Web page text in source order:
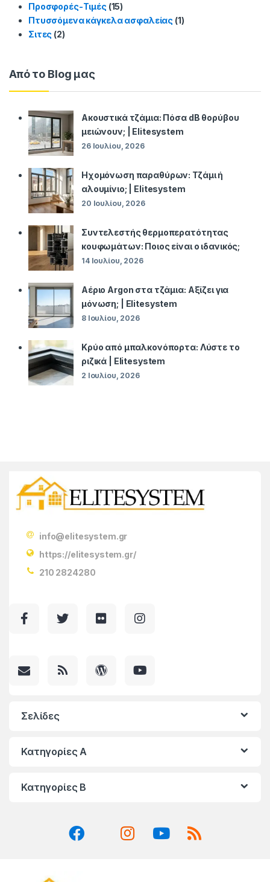
Προσφορές-Τιμές(15)
Πτυσσόμενα κάγκελα ασφαλείας (1)
Σιτες (2)
Από το Blog μας
Ακουστικά τζάμια: Πόσα dB θορύβου
μειώνουν; | Elitesystem
26 Ιουλίου, 2026
Ηχομόνωση παραθύρων: Τζάμι ή
αλουμίνιο; | Elitesystem
20 Ιουλίου, 2026
Συντελεστής θερμοπερατότητας
κουφωμάτων: Ποιος είναι ο ιδανικός;
14 Ιουλίου, 2026
Αέριο Argon στα τζάμια: Αξίζει για
μόνωση; | Elitesystem
8 Ιουλίου, 2026
Κρύο από μπαλκονόπορτα: Λύστε το
ριζικά | Elitesystem
2 Ιουλίου, 2026
info@elitesystem.gr
https://elitesystem.gr/
210 2824280
Σελίδες
Κατηγορίες A
Κατηγορίες Β